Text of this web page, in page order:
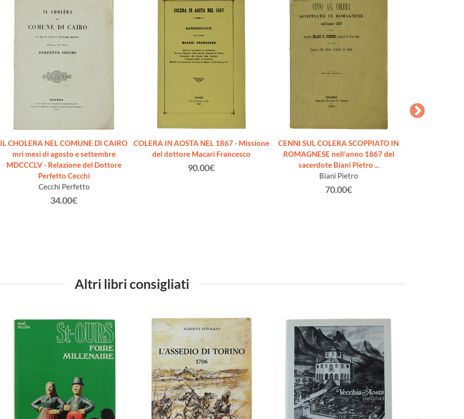
IL CHOLERA NEL COMUNE DI CAIRO
mri mesi di agosto e settembre
MDCCCLV - Relazione del Dottore
Perfetto Cecchi
Cecchi Perfetto
34.00€
COLERA IN AOSTA NEL 1867 - Missione
del dottore Macari Francesco
90.00€
CENNI SUL COLERA SCOPPIATO IN
ROMAGNESE nell'anno 1867 del
sacerdote Biani Pietro ...
Biani Pietro
70.00€
Altri libri consigliati